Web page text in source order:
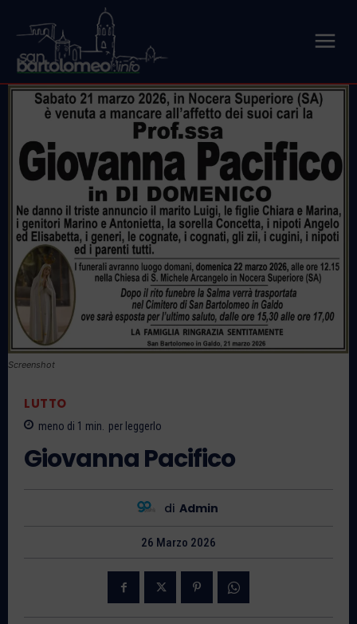
Screenshot
LUTTO
meno di 1 min. per leggerlo
Giovanna Pacifico
di Admin
26 Marzo 2026